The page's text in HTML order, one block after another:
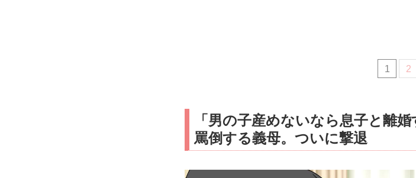
1 2
「男の子産めないなら息子と離
罵倒する義母。ついに撃退